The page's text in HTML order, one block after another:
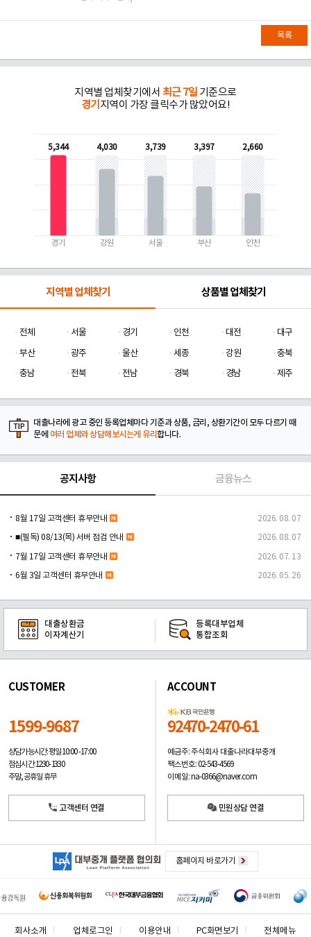
목록
지역별 업체찾기에서 최근 7일 기준으로
경기 지역이 가장 클릭수가 많았어요!
5,344
경기
4,030
강원
3,739
서울
3,397
부산
2,660
인천
지역별 업체찾기 상품별 업체찾기
전체 서울 경기 인천 대전
대구
부산
광주 울산 세종 강원
충북
충남
전북 전남 경북 경남 제주
대출나라에 광고 중인 등록업체마다 기준과 상품, 금리, 상환기간이 모두 다르기 때
문에 여러 업체와 상담해보시는게 유리합니다.
공지사항 금융뉴스
8월 17일 고객센터 휴무안내 2026. 08. 07
■(필독) 08/13(목) 서버 점검 안내 2026. 08. 07
7월 17일 고객센터 휴무안내 2026. 07. 13
6월 3일 고객센터 휴무안내 2026. 05. 26
대출상환금
이자계산기
등록대부업체
통합조회
CUSTOMER
1599-9687
상담가능시간: 평일10:00 -17:00
점심시간: 12:30 - 13:30
주말, 공휴일 휴무
고객센터 연결
ACCOUNT
92470-2470-61
예금주: 주식회사 대출나라대부중개
팩스번호: 02-543-4569
이메일: na-0366@naver.com
민원상담 연결
홈페이지 바로가기
회사소개 업체로그인 이용안내 PC화면보기 전체메뉴